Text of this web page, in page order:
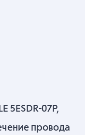
5ESDR-07P,
провода